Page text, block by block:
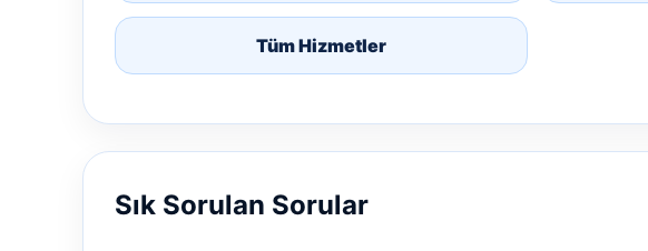
Tüm Hizmetler
Sık Sorulan Sorular